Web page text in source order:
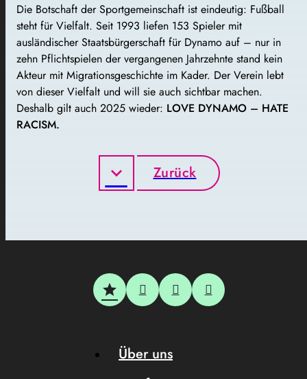
Die Botschaft der Sportgemeinschaft ist eindeutig: Fußball
steht für Vielfalt. Seit 1993 liefen 153 Spieler mit
ausländischer Staatsbürgerschaft für Dynamo auf – nur in
zehn Pflichtspielen der vergangenen Jahrzehnte stand kein
Akteur mit Migrationsgeschichte im Kader. Der Verein lebt
von dieser Vielfalt und will sie auch sichtbar machen.
Deshalb gilt auch 2025 wieder: LOVE DYNAMO – HATE
RACISM.
Zurück
Über uns